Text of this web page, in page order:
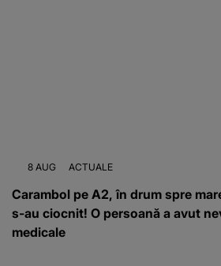
8 AUG ACTUALE
Carambol pe A2, în drum spre
s-au ciocnit! O persoană a avut
medicale